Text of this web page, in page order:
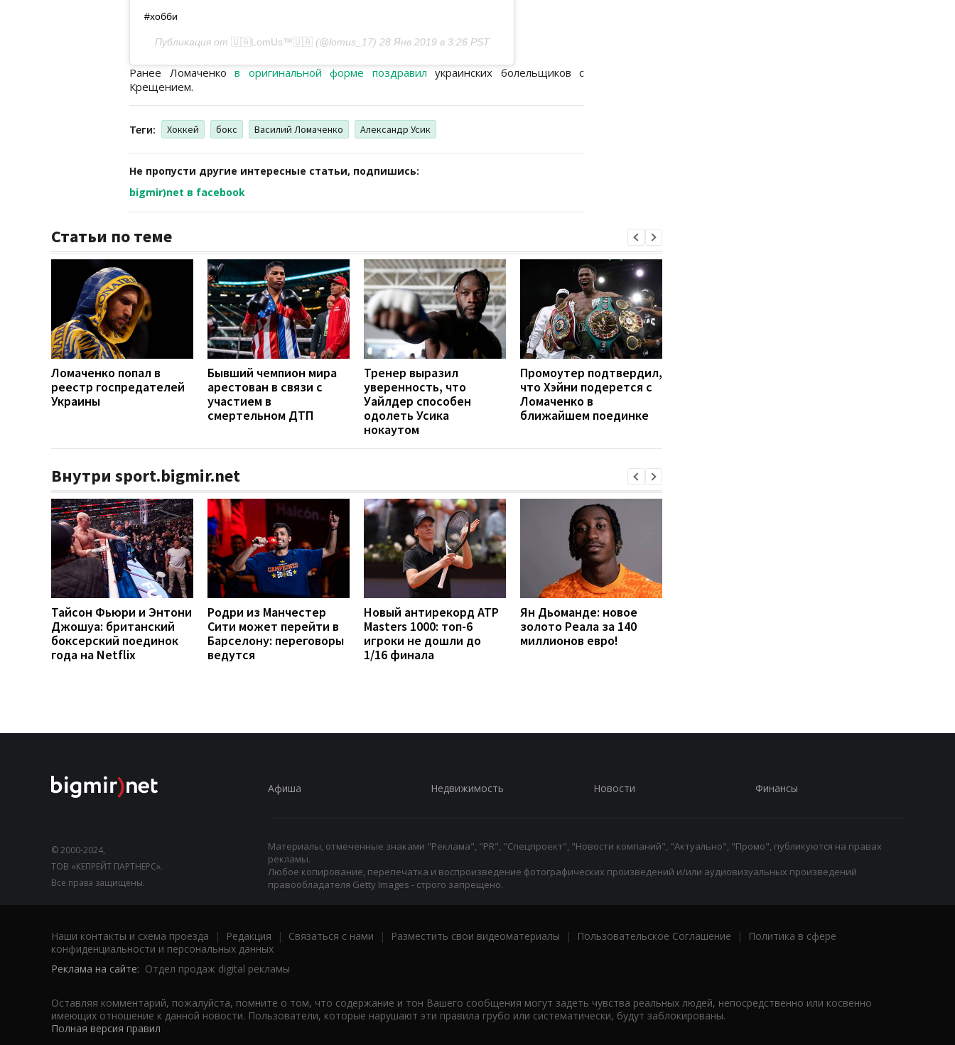
#хобби
Публикация от 🇺🇦LomUs™️🇺🇦(@lomus_17) 28 Янв 2019 в 3:26 PST
Ранее Ломаченко в оригинальной форме поздравил украинских болельщиков с
Крещением.
Теги: Хоккей бокс Василий Ломаченко Александр Усик
Не пропусти другие интересные статьи, подпишись:
bigmir)net в facebook
Статьи по теме
Ломаченко попал в
реестр госпредателей
Украины
Бывший чемпион мира
арестован в связи с
участием в
смертельном ДТП
Тренер выразил
уверенность, что
Уайлдер способен
одолеть Усика
нокаутом
Промоутер подтвердил,
что Хэйни подерется с
Ломаченко в
ближайшем поединке
Внутри sport.bigmir.net
Тайсон Фьюри и Энтони
Джошуа: британский
боксерский поединок
года на Netflix
Родри из Манчестер
Сити может перейти в
Барселону: переговоры
ведутся
Новый антирекорд ATP
Masters 1000: топ-6
игроки не дошли до
1/16 финала
Ян Дьоманде: новое
золото Реала за 140
миллионов евро!
© 2000-2024,
ТОВ «КЕПРЕЙТ ПАРТНЕРС».
Все права защищены.
Афиша Недвижимость Новости Финансы
Материалы, отмеченные знаками "Реклама", "PR", "Спецпроект", "Новости компаний", "Актуально", "Промо", публикуются на правах
рекламы.
Любое копирование, перепечатка и воспроизведение фотографических произведений и/или аудиовизуальных произведений
правообладателя Getty Images - строго запрещено.
Наши контакты и схема проезда | Редакция | Связаться с нами | Разместить свои видеоматериалы | Пользовательское Соглашение |
Политика в сфере
конфиденциальности и персональных данных
Реклама на сайте: Отдел продаж digital рекламы
Оставляя комментарий, пожалуйста, помните о том, что содержание и тон Вашего сообщения могут задеть чувства реальных людей, непосредственно или косвенно
имеющих отношение к данной новости. Пользователи, которые нарушают эти правила грубо или систематически, будут заблокированы.
Полная версия правил